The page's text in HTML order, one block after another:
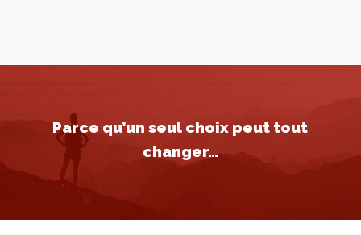
Parce qu’un seul choix peut tout
changer…